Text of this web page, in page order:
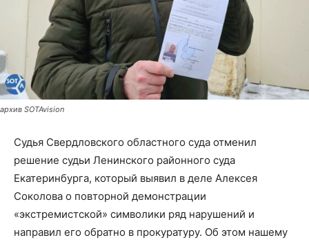
архив SOTAvision
Судья Свердловского областного суда отменил
решение судьи Ленинского районного суда
Екатеринбурга, который выявил в деле Алексея
Соколова о повторной демонстрации
«экстремистской» символики ряд нарушений и
направил его обратно в прокуратуру. Об этом нашему